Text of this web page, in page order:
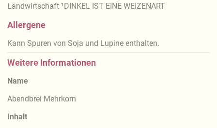
Landwirtschaft ¹DINKEL IST EINE WEIZENART
Allergene
Kann Spuren von Soja und Lupine enthalten.
Weitere Informationen
Name
Abendbrei Mehrkorn
Inhalt